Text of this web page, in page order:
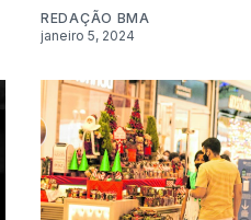
REDAÇÃO BMA
janeiro 5, 2024